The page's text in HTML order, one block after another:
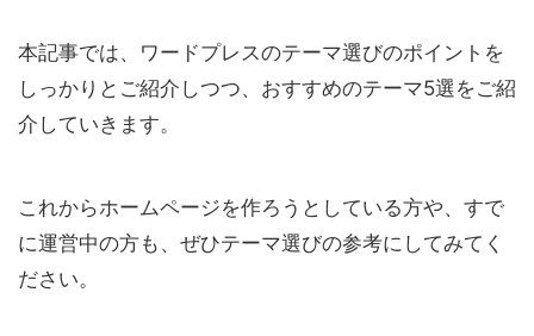
本記事では、ワードプレスのテーマ選びのポイントを
しっかりとご紹介しつつ、おすすめのテーマ5選をご紹
介していきます。
これからホームページを作ろうとしている方や、すで
に運営中の方も、ぜひテーマ選びの参考にしてみてく
ださい。